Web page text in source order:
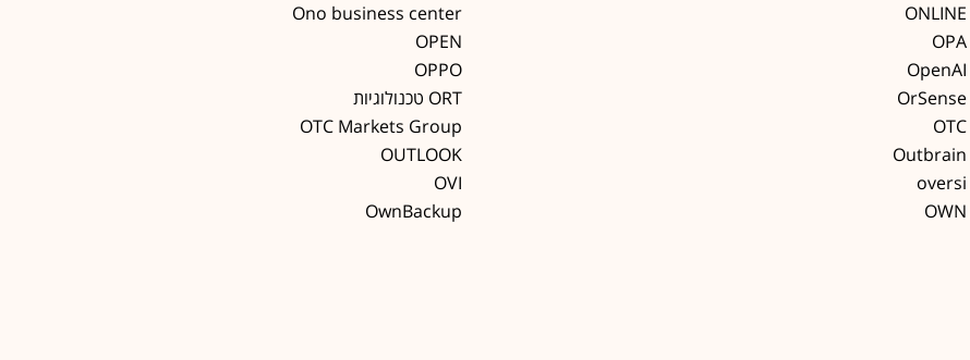
ONLINE
Ono business center
OPA
OPEN
OpenAI
OPPO
OrSense
ORT טכנולוגיות
OTC
OTC Markets Group
Outbrain
OUTLOOK
oversi
OVI
OWN
OwnBackup